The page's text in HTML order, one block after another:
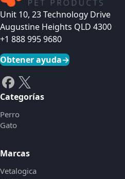
Unit 10, 23 Technology Drive
Augustine Heights QLD 4300
+1 888 995 9680
Obtener ayuda→
Categorías
Perro
Gato
Marcas
Vetalogica